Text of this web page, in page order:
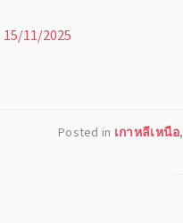
11/2025
Posted in เกาหลีเหนือ,